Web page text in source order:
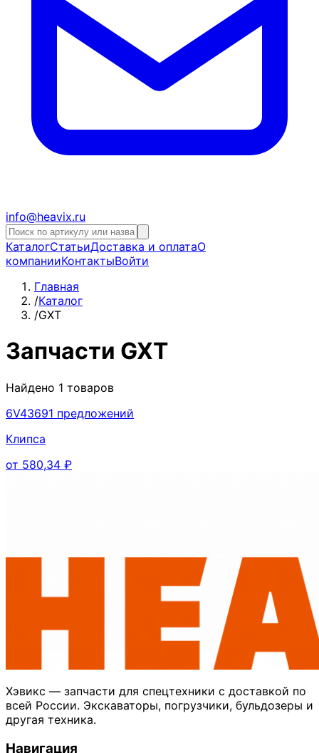
info@heavix.ru
КаталогСтатьиДоставка и оплатаО
компанииКонтактыВойти
Главная
/Каталог
/GXT
Запчасти GXT
Найдено 1 товаров
6V43691 предложений
Клипса
от 580,34 ₽
Хэвикс — запчасти для спецтехники с доставкой по
всей России. Экскаваторы, погрузчики, бульдозеры и
другая техника.
Навигация